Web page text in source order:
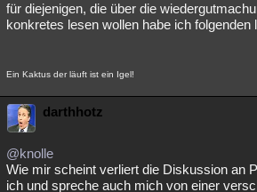
für diejenigen, die über die
konkretes lesen wollen habe ich folgenden
Ein Kaktus der läuft ist ein Igel!
darthhotz
@knolle
Wie mir scheint verliert die Diskussion an
ich und spreche auch mich von einer